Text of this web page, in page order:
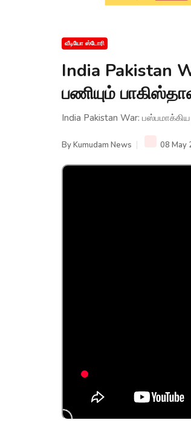
வீடியோ ஸ்டோரி
India Pakistan
பணியும்
India Pakistan War:
ByKumudam News 08 May